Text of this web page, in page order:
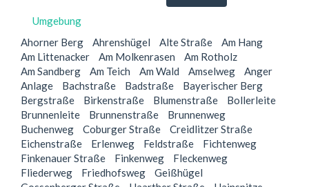
Umgebung
Ahorner Berg
Ahrenshügel Alte Straße
Am Hang
Am Littenacker
Am Molkenrasen
Am Rotholz
Am Sandberg
Am Teich Am Wald Amselweg
Anger
Anlage
Bachstraße Badstraße
Bayerischer Berg
Bergstraße
Birkenstraße Blumenstraße
Bollerleite
Brunnenleite
Brunnenstraße
Brunnenweg
Buchenweg
Coburger Straße
Creidlitzer Straße
Eichenstraße
Erlenweg Feldstraße
Fichtenweg
Finkenauer Straße
Finkenweg
Fleckenweg
Fliederweg
Friedhofsweg
Geißhügel